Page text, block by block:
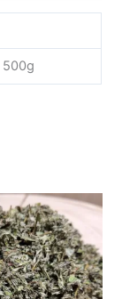
500g